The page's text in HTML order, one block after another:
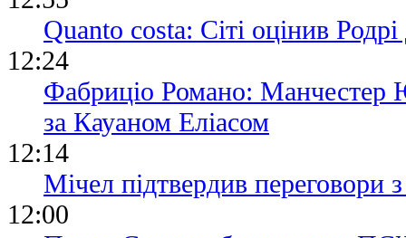
Quanto costa: Сіті оцінив
12:24
Фабриціо Романо: Манчестер
за Кауаном Еліасом
12:14
Мічел підтвердив
12:00